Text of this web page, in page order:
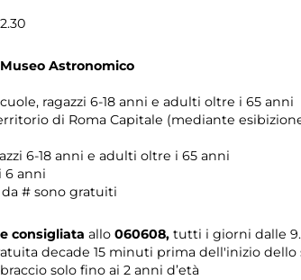
Astronomico
ragazzi 6-18 anni e adulti oltre i 65 anni
di Roma Capitale (mediante
6-18 anni e adulti oltre i 65 anni
6 anni
# sono gratuiti
consigliata allo 060608, tutti i giorni dalle
decade 15 minuti prima dell'inizio dello
solo fino ai 2 anni d’età